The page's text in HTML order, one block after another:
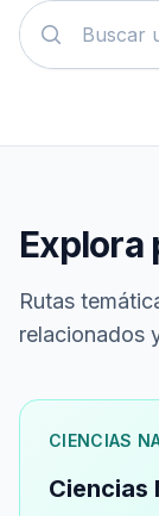
Explora
Rutas
relacionados
CIENCIAS
Ciencias